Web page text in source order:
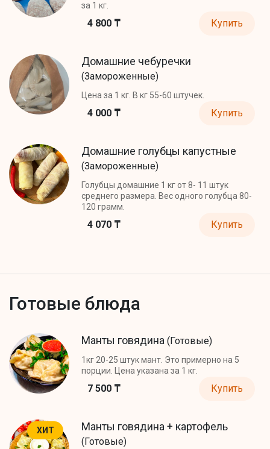
за 1 кг.
4 800 ₸ Купить
Домашние чебуречки
(Замороженные)
Цена за 1 кг. В кг 55-60 штучек.
4 000 ₸ Купить
Домашние голубцы капустные
(Замороженные)
Голубцы домашние 1 кг от 8- 11 штук
среднего размера. Вес одного голубца 80-
120 грамм.
4 070 ₸ Купить
Готовые блюда
Манты говядина (Готовые)
1кг 20-25 штук мант. Это примерно на 5
порции. Цена указана за 1 кг.
7 500 ₸ Купить
ХИТ Манты говядина + картофель
(Готовые)